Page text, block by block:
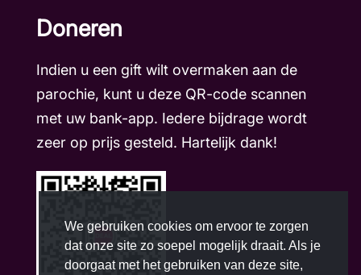
Doneren
Indien u een gift wilt overmaken aan de
parochie, kunt u deze QR-code scannen
met uw bank-app. Iedere bijdrage wordt
zeer op prijs gesteld. Hartelijk dank!
We gebruiken cookies om ervoor te zorgen
dat onze site zo soepel mogelijk draait. Als je
doorgaat met het gebruiken van deze site,